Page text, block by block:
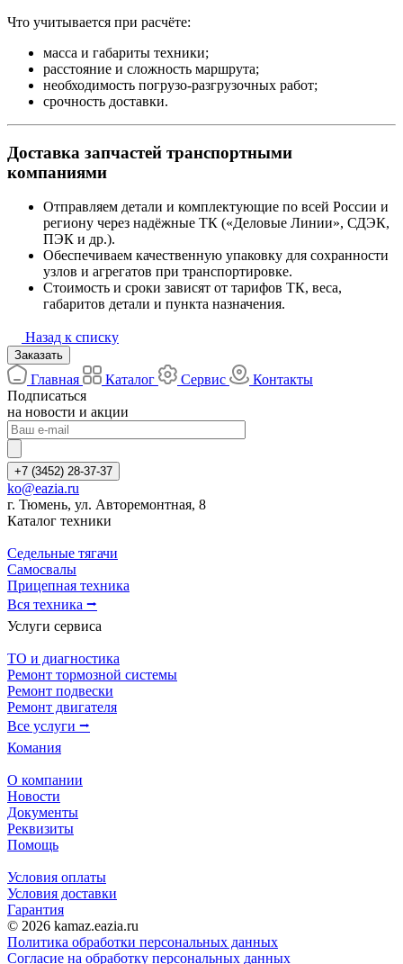
Что учитывается при расчёте:
масса и габариты техники;
расстояние и сложность маршрута;
необходимость погрузо-разгрузочных работ;
срочность доставки.
Доставка запчастей транспортными
компаниями
Отправляем детали и комплектующие по всей России и
региону через надёжные ТК («Деловые Линии», СДЭК,
ПЭК и др.).
Обеспечиваем качественную упаковку для сохранности
узлов и агрегатов при транспортировке.
Стоимость и сроки зависят от тарифов ТК, веса,
габаритов детали и пункта назначения.
Назад к списку
Заказать
Главная Каталог Сервис
Контакты
Подписаться
на новости и акции
+7 (3452) 28-37-37
ko@eazia.ru
г. Тюмень, ул. Авторемонтная, 8
Каталог техники
Седельные тягачи
Самосвалы
Прицепная техника
Вся техника ⭢
Услуги сервиса
ТО и диагностика
Ремонт тормозной системы
Ремонт подвески
Ремонт двигателя
Все услуги ⭢
Комания
О компании
Новости
Документы
Реквизиты
Помощь
Условия оплаты
Условия доставки
Гарантия
© 2026 kamaz.eazia.ru
Политика обработки персональных данных
Согласие на обработку персональных данных